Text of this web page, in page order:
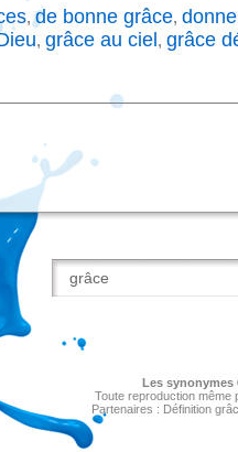
,de bonne grâce,
, grâce au ciel , grâce
Les synonymes
Toute reproduction même
Partenaires : Définition